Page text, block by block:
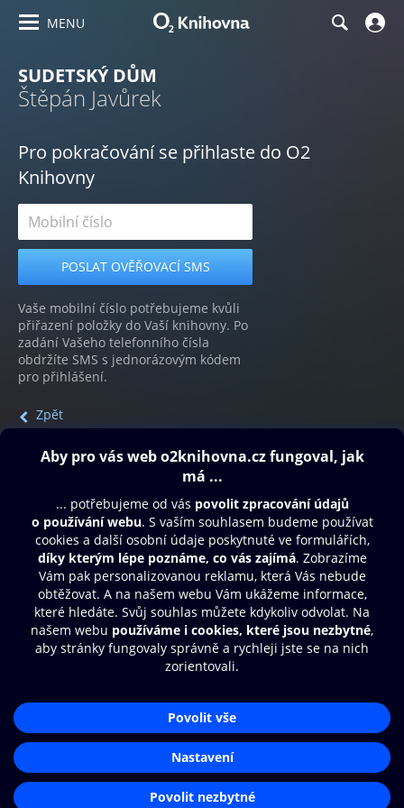
MENU
SUDETSKÝ DŮM
Štěpán Javůrek
Pro pokračování se přihlaste do O2
Knihovny
Vaše mobilní číslo potřebujeme kvůli
přiřazení položky do Vaší knihovny. Po
zadání Vašeho telefonního čísla
obdržíte SMS s jednorázovým kódem
pro přihlášení.
Zpět
Obsah ke stažení
Moje O2 Knihovna
Další zábava
© O2 Czech Republic a.s.
Přístupnost
Zásady zpracování osobních údajů
Nastavení cookies
Aplikace O2 Knihovna
Čti a poslouchej své e-knihy a
audioknihy rychleji a pohodlněji.